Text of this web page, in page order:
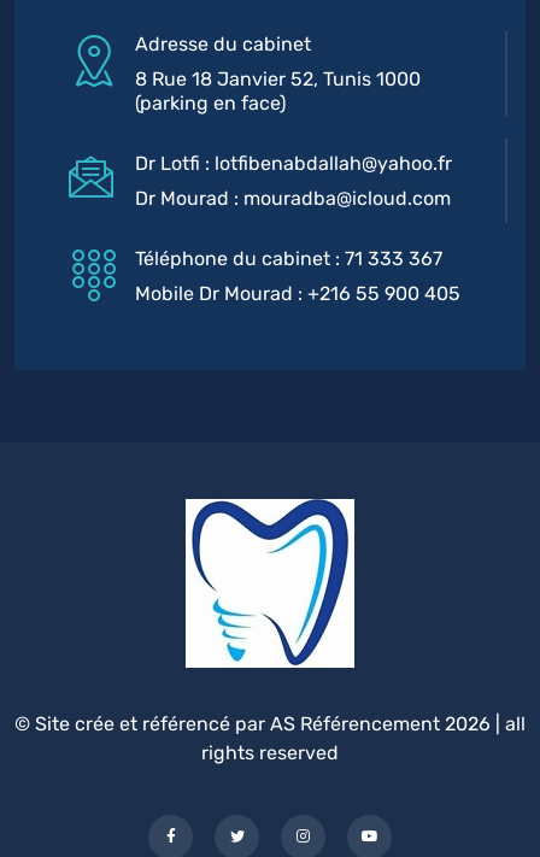
Adresse du cabinet
8 Rue 18 Janvier 52, Tunis 1000
(parking en face)
Dr Lotfi : lotfibenabdallah@yahoo.fr
Dr Mourad : mouradba@icloud.com
Téléphone du cabinet : 71 333 367
Mobile Dr Mourad : +216 55 900 405
© Site crée et référencé par AS Référencement 2026 | all
rights reserved